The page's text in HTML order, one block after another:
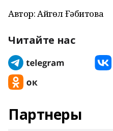
Автор: Айгөл Ғәбитова
Читайте нас
Партнеры